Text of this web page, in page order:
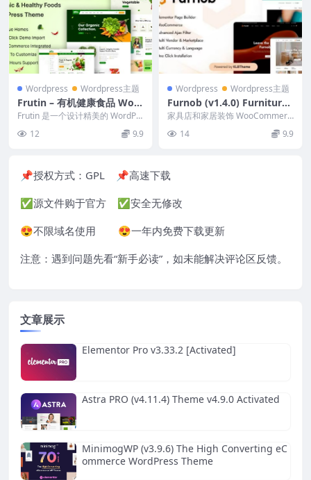
Wordpress Wordpress主题
Frutin – 有机健康食品 Wor
dPress 主题 1.0.0
Frutin 是一个设计精美的 WordPr
ess 主题，非常适合有机和健康食
品... 12 9.9
Wordpress Wordpress主题
Furnob (v1.4.0) Furniture
Store WooCommerce The
家具店和家居装饰 WooCommerc
e 电子商务 WordPress 主题 如...
14 9.9
📌授权方式： GPL 📌高速下载
✅源文件购于官方 ✅安全无修改
😍不限域名使用 😍一年内免费下载更新
注意：遇到问题先看“新手必读”，如未能解决评论区反馈。
文章展示
Elementor Pro v3.33.2 [Activated]
Astra PRO (v4.11.4) Theme v4.9.0 Activated
MinimogWP (v3.9.6) The High Converting eC
ommerce WordPress Theme